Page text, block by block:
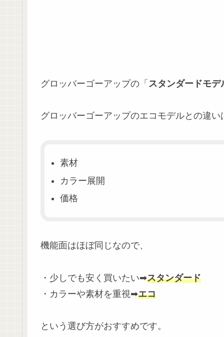
グロッバーゴーアップの「 スタンダードモデ
グロッバーゴーアップのエコモデルとの違
素材
カラー展開
価格
機能面はほぼ同じなので、
・少しでも安く買いたい➡スタンダード
・カラーや素材を重視➡エコ
という選び方がおすすめです。